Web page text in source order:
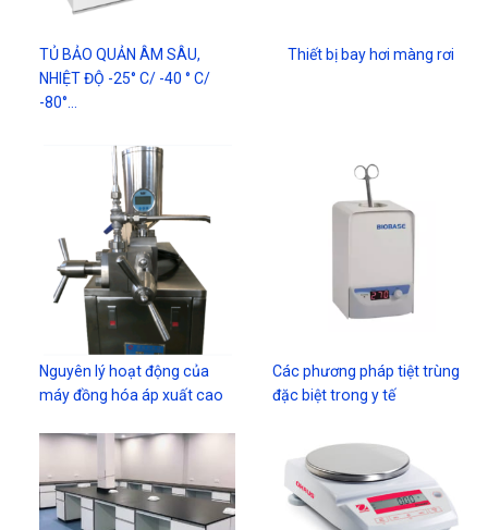
TỦ BẢO QUẢN ÂM SÂU,
NHIỆT ĐỘ -25° C/ -40 ° C/
-80°…
Thiết bị bay hơi màng rơi
Nguyên lý hoạt động của
máy đồng hóa áp xuất cao
Các phương pháp tiệt trùng
đặc biệt trong y tế